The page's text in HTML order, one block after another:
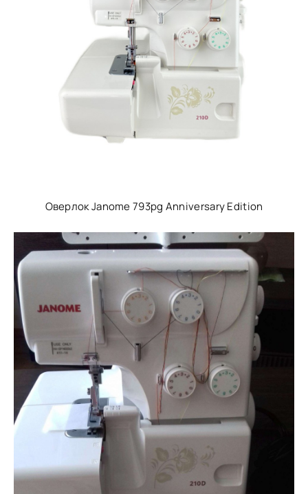
Оверлок Janome 793pg Anniversary Edition